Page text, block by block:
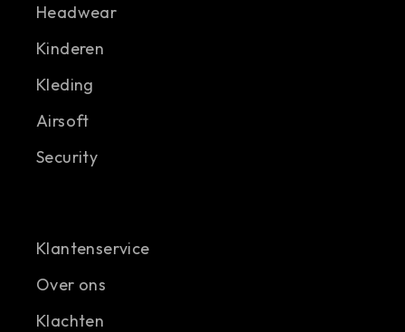
Headwear
Kinderen
Kleding
Airsoft
Security
Klantenservice
Over ons
Klachten